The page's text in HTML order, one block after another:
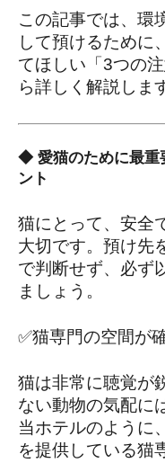
この記事では、環
して預けるために
てほしい「3つの
ら詳しく解説しま
◆ 愛猫のために最重
ント
猫にとって、安全
大切です。預け先
で判断せず、必ず
ましょう。
✅猫専門の空間が
猫は非常に聴覚が
ない動物の気配に
当ホテルのように
を提供している猫